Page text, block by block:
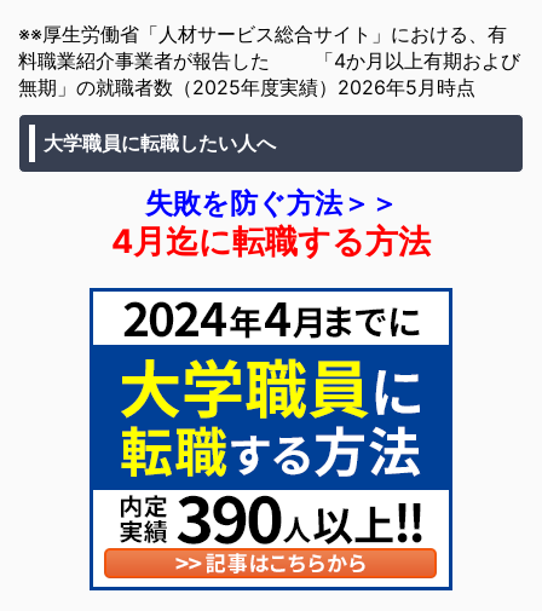
※※厚生労働省「人材サービス総合サイト」における、有
料職業紹介事業者が報告した 「4か月以上有期および
無期」の就職者数（2025年度実績）2026年5月時点
大学職員に転職したい人へ
失敗を防ぐ方法＞＞
4月迄に転職する方法